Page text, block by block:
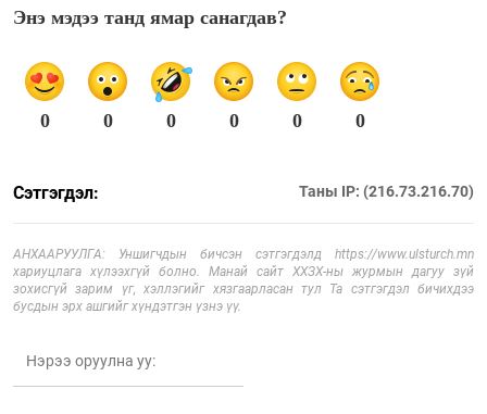
Энэ мэдээ танд ямар санагдав?
0 0 0 0 0 0
Сэтгэгдэл: Таны IP: (216.73.216.70)
АНХААРУУЛГА: Уншигчдын бичсэн сэтгэгдэлд https://www.ulsturch.mn
хариуцлага хүлээхгүй болно. Манай сайт ХХЗХ-ны журмын дагуу зүй
зохисгүй зарим үг, хэллэгийг хязгаарласан тул Та сэтгэгдэл бичихдээ
бусдын эрх ашгийг хүндэтгэн үзнэ үү.